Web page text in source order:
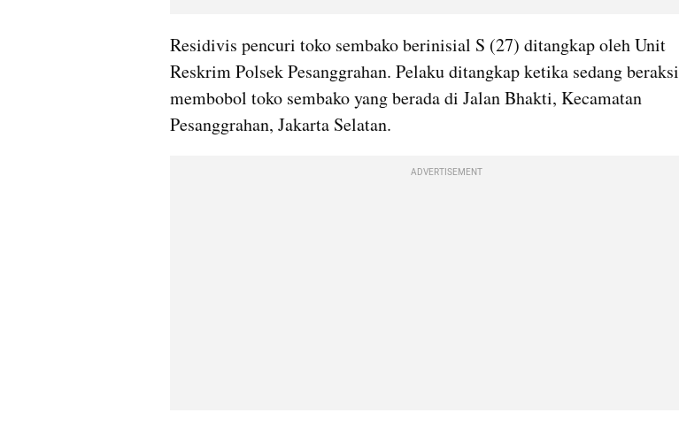
Residivis pencuri toko sembako berinisial S (27) ditangkap oleh Unit
Reskrim Polsek Pesanggrahan. Pelaku ditangkap ketika sedang beraksi
membobol toko sembako yang berada di Jalan Bhakti, Kecamatan
Pesanggrahan, Jakarta Selatan.
ADVERTISEMENT